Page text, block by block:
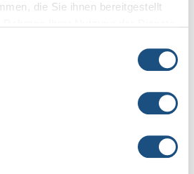
die Sie ihnen bereitgestellt